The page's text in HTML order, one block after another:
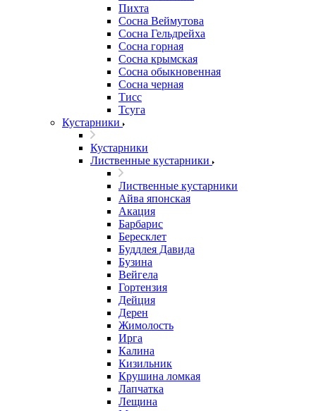
Пихта
Сосна Веймутова
Сосна Гельдрейха
Сосна горная
Сосна крымская
Сосна обыкновенная
Сосна черная
Тисс
Тсуга
Кустарники
Кустарники
Лиственные кустарники
Лиственные кустарники
Айва японская
Акация
Барбарис
Бересклет
Буддлея Давида
Бузина
Вейгела
Гортензия
Дейция
Дерен
Жимолость
Ирга
Калина
Кизильник
Крушина ломкая
Лапчатка
Лещина